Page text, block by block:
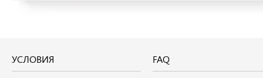
УСЛОВИЯ FAQ